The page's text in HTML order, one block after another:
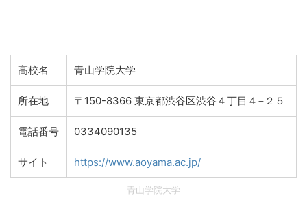
高校名 青山学院大学
所在地 〒150-8366 東京都渋谷区渋谷４丁目４−２５
電話番号 0334090135
サイト https://www.aoyama.ac.jp/
青山学院大学